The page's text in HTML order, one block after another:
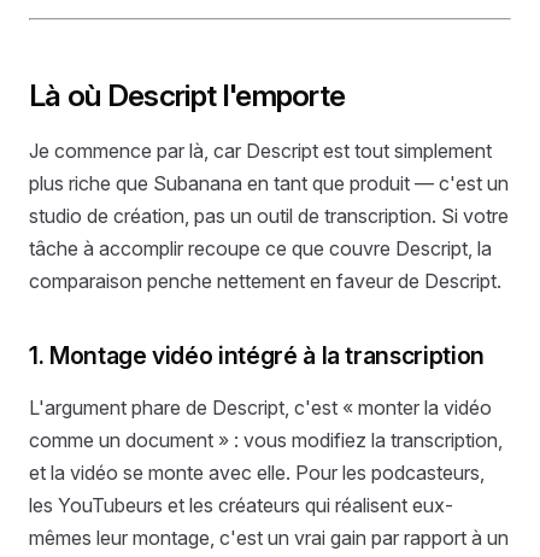
Là où Descript l'emporte
Je commence par là, car Descript est tout simplement
plus riche que Subanana en tant que produit — c'est un
studio de création, pas un outil de transcription. Si votre
tâche à accomplir recoupe ce que couvre Descript, la
comparaison penche nettement en faveur de Descript.
1. Montage vidéo intégré à la transcription
L'argument phare de Descript, c'est « monter la vidéo
comme un document » : vous modifiez la transcription,
et la vidéo se monte avec elle. Pour les podcasteurs,
les YouTubeurs et les créateurs qui réalisent eux-
mêmes leur montage, c'est un vrai gain par rapport à un